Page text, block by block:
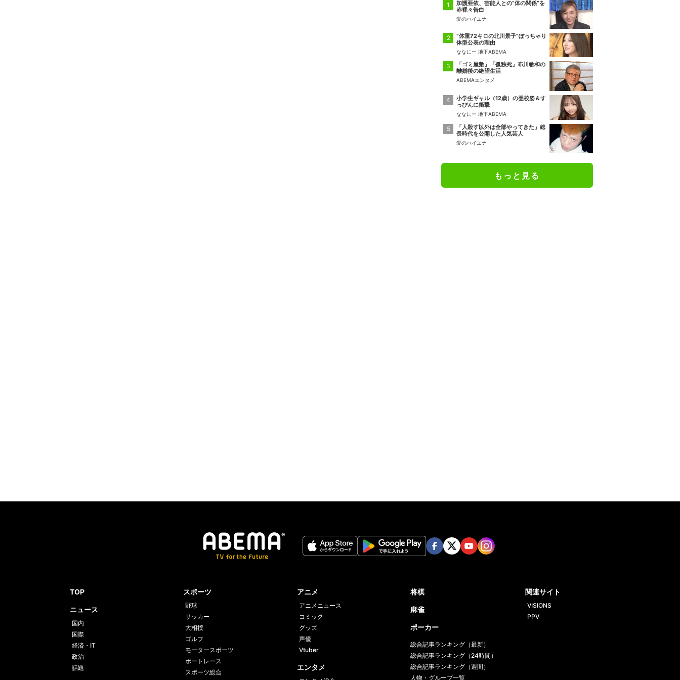
加護亜依、芸能人との“体の関係”を
赤裸々告白
愛のハイエナ
“体重72キロの北川景子”ぽっちゃり
体型公表の理由
ななにー 地下ABEMA
「ゴミ屋敷」「孤独死」布川敏和の
離婚後の絶望生活
ABEMAエンタメ
小学生ギャル（12歳）の登校姿＆す
っぴんに衝撃
ななにー 地下ABEMA
「人殺す以外は全部やってきた」総
長時代を公開した人気芸人
愛のハイエナ
もっと見る
TOP
ニュース
国内
国際
経済・IT
政治
話題
スポーツ
野球
サッカー
大相撲
ゴルフ
モータースポーツ
ボートレース
スポーツ総合
アニメ
アニメニュース
コミック
グッズ
声優
Vtuber
エンタメ
将棋
麻雀
ポーカー
総合記事ランキング（最新）
総合記事ランキング（24時間）
総合記事ランキング（週間）
人物・グループ一覧
関連サイト
VISIONS
PPV